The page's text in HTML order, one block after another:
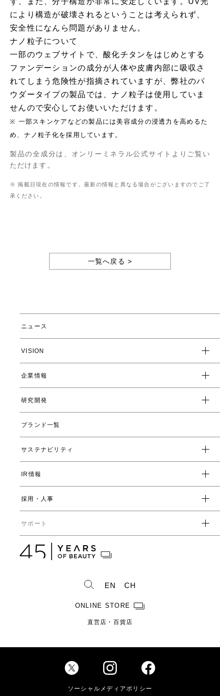
により構造が破壊されるということは考えられず、
安全性になんら問題がありません。
ナノ粒子について
一部のウェブサイトで、酸化チタンをはじめとする
ファンデーションの成分が人体や皮膚内部に吸収さ
れてしまう危険性が指摘されていますが、弊社のパ
ウダータイプの製品では、ナノ粒子は使用していま
せんので安心してお使いいただけます。
※ 一部スキンケアなどの製品には美容成分の浸透力を高めるた
め、ナノ粒子化を採用しています。
製品の全成分は、オンリーミネラル公式サイトよりご覧い
ただけます。
※ 掲載日現在の情報です。最新の情報と異なる場合がございますのでご了
承ください。
一覧へ戻る >
ニュース
VISION
企業スローガン
クレド
企業情報
トップメッセージ
会社概要
数字で見るヤーマン
受賞一覧
直営店・百貨店
研究開発
ヤーマンの研究開発とは
ヤーマンの技術
開発ストーリー
ブランド一覧
サステナビリティ
環境
社会
IR情報
経営方針
コーポレートガバナンス
ディスクロージャーポリシー
IRライブラリ一覧
株式情報
株式概要
Investor Relations
採用・人事
人事からのメッセージ
数字で見るヤーマン
製品ができるまで
サポート
カタログ・取扱説明書
EN CH
ONLINE STORE
直営店・百貨店
ソーシャルメディアポリシー